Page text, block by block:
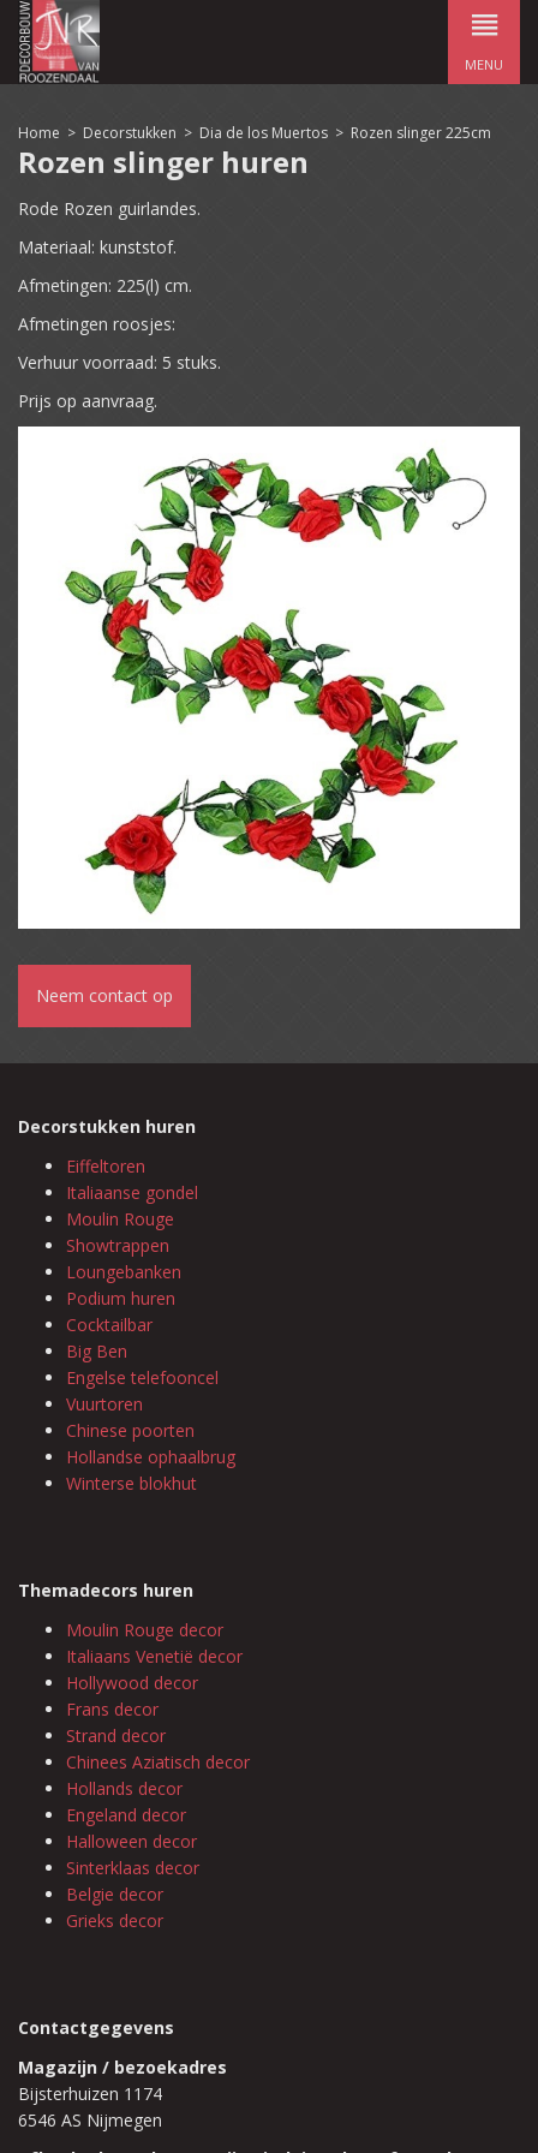
MENU
Home > Decorstukken > Dia de los Muertos > Rozen slinger 225cm
Rozen slinger huren
Rode Rozen guirlandes.
Materiaal: kunststof.
Afmetingen: 225(l) cm.
Afmetingen roosjes:
Verhuur voorraad: 5 stuks.
Prijs op aanvraag.
Neem contact op
Decorstukken huren
Eiffeltoren
Italiaanse gondel
Moulin Rouge
Showtrappen
Loungebanken
Podium huren
Cocktailbar
Big Ben
Engelse telefooncel
Vuurtoren
Chinese poorten
Hollandse ophaalbrug
Winterse blokhut
Themadecors huren
Moulin Rouge decor
Italiaans Venetië decor
Hollywood decor
Frans decor
Strand decor
Chinees Aziatisch decor
Hollands decor
Engeland decor
Halloween decor
Sinterklaas decor
Belgie decor
Grieks decor
Contactgegevens
Magazijn / bezoekadres
Bijsterhuizen 1174
6546 AS Nijmegen